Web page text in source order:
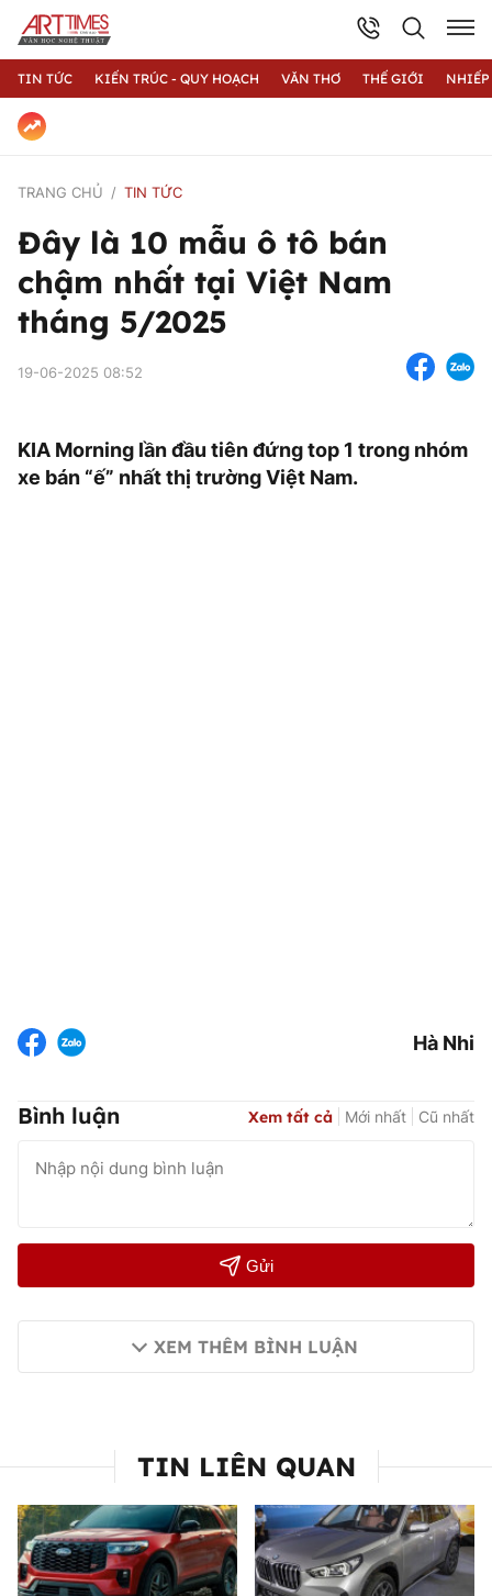
TIN TỨC KIẾN TRÚC - QUY HOẠCH VĂN THƠ THẾ GIỚI
TRANG CHỦ TIN TỨC
Đây là 10 mẫu ô tô bán
chậm nhất tại Việt Nam
tháng 5/2025
19-06-2025 08:52
KIA Morning lần đầu tiên đứng top 1 trong nhóm
xe bán “ế” nhất thị trường Việt Nam.
Hà Nhi
Bình luận Xem tất cả Mới nhất Cũ nhất
Gửi
XEM THÊM BÌNH LUẬN
TIN LIÊN QUAN